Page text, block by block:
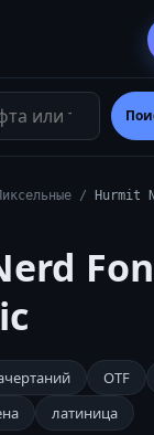
или тег
/
Hurmit
OTF
латиница